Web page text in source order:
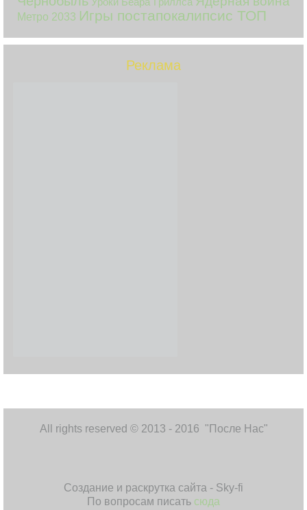
Метро 2033 Игры постапокалипсис ТОП
Реклама
All rights reserved © 2013 - 2016 "После Нас"
Создание и раскрутка сайта - Sky-fi
По вопросам писать сюда